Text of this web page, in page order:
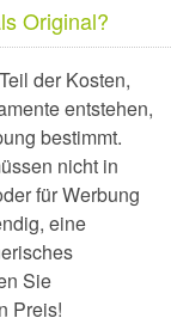
Original?
der Kosten,
entstehen,
bestimmt.
nicht in
für Werbung
eine
Sie
Preis!